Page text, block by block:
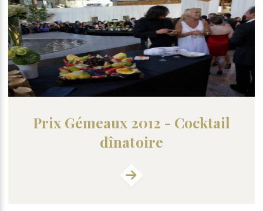
Prix Gémeaux 2012 - Cocktail
dînatoire